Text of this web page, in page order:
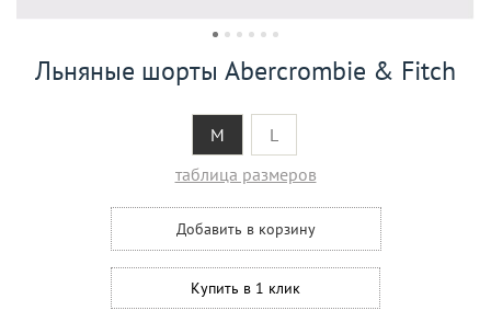
Льняные шорты Abercrombie & Fitch
M
L
таблица размеров
Добавить в корзину
Купить в 1 клик